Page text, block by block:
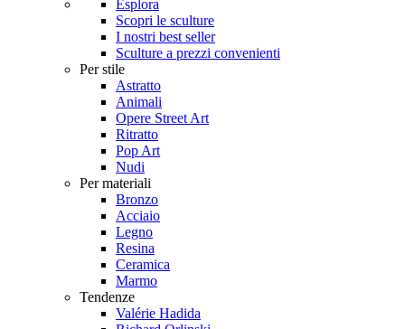
Esplora
Scopri le sculture
I nostri best seller
Sculture a prezzi convenienti
Per stile
Astratto
Animali
Opere Street Art
Ritratto
Pop Art
Nudi
Per materiali
Bronzo
Acciaio
Legno
Resina
Ceramica
Marmo
Tendenze
Valérie Hadida